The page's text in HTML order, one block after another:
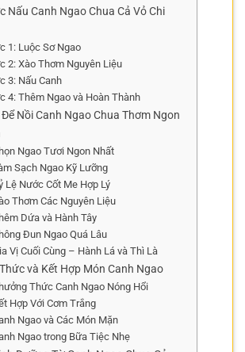
Nấu Canh Ngao Chua Cả Vỏ Chi
1: Luộc Sơ Ngao
2: Xào Thơm Nguyên Liệu
3: Nấu Canh
4: Thêm Ngao và Hoàn Thành
Nồi Canh Ngao Chua Thơm Ngon
Ngao Tươi Ngon Nhất
Sạch Ngao Kỹ Lưỡng
Lệ Nước Cốt Me Hợp Lý
Thơm Các Nguyên Liệu
Dứa và Hành Tây
Đun Ngao Quá Lâu
Vị Cuối Cùng – Hành Lá và Thì Là
và Kết Hợp Món Canh Ngao
Thức Canh Ngao Nóng Hổi
Hợp Với Cơm Trắng
Ngao và Các Món Mặn
Ngao trong Bữa Tiệc Nhẹ